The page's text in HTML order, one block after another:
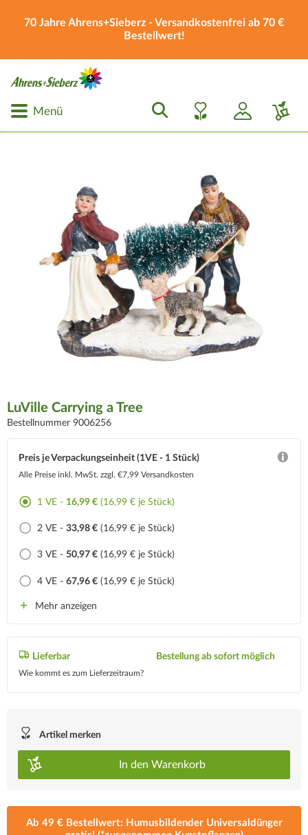
70 Jahre Ahrens+Sieberz - Versandkostenfrei ab 70 €
Bestellwert!
Menü
LuVille Carrying a Tree
Bestellnummer 9006256
Preis je Verpackungseinheit (1VE - 1 Stück)
Alle Preise inkl. MwSt. zzgl. €7,99 Versandkosten
1 VE - 16,99 € (16,99 € je Stück)
2 VE - 33,98 € (16,99 € je Stück)
3 VE - 50,97 € (16,99 € je Stück)
4 VE - 67,96 € (16,99 € je Stück)
Mehr anzeigen
Lieferbar
Wie kommt es zum Lieferzeitraum?
Bestellung ab sofort möglich
Artikel merken
In den Warenkorb
Ab 49 € Bestellwert: Humusbildender Universaldünger